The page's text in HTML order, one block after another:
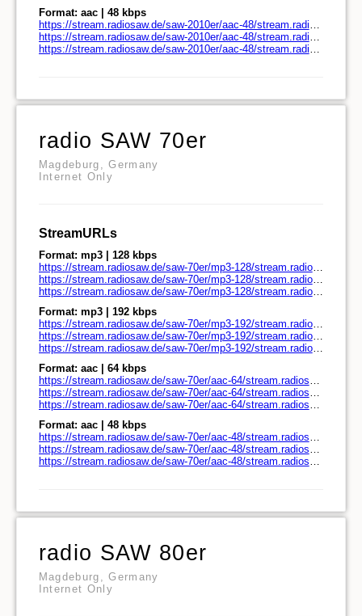
Format: aac | 48 kbps
https://stream.radiosaw.de/saw-2010er/aac-48/stream.radiosaw.de/
https://stream.radiosaw.de/saw-2010er/aac-48/stream.radiosaw.de/play.pls
https://stream.radiosaw.de/saw-2010er/aac-48/stream.radiosaw.de/play.m3u
radio SAW 70er
Magdeburg, Germany
Internet Only
StreamURLs
Format: mp3 | 128 kbps
https://stream.radiosaw.de/saw-70er/mp3-128/stream.radiosaw.de/
https://stream.radiosaw.de/saw-70er/mp3-128/stream.radiosaw.de/play.pls
https://stream.radiosaw.de/saw-70er/mp3-128/stream.radiosaw.de/play.m3u
Format: mp3 | 192 kbps
https://stream.radiosaw.de/saw-70er/mp3-192/stream.radiosaw.de/
https://stream.radiosaw.de/saw-70er/mp3-192/stream.radiosaw.de/play.pls
https://stream.radiosaw.de/saw-70er/mp3-192/stream.radiosaw.de/play.m3u
Format: aac | 64 kbps
https://stream.radiosaw.de/saw-70er/aac-64/stream.radiosaw.de/
https://stream.radiosaw.de/saw-70er/aac-64/stream.radiosaw.de/play.pls
https://stream.radiosaw.de/saw-70er/aac-64/stream.radiosaw.de/play.m3u
Format: aac | 48 kbps
https://stream.radiosaw.de/saw-70er/aac-48/stream.radiosaw.de/
https://stream.radiosaw.de/saw-70er/aac-48/stream.radiosaw.de/play.pls
https://stream.radiosaw.de/saw-70er/aac-48/stream.radiosaw.de/play.m3u
radio SAW 80er
Magdeburg, Germany
Internet Only